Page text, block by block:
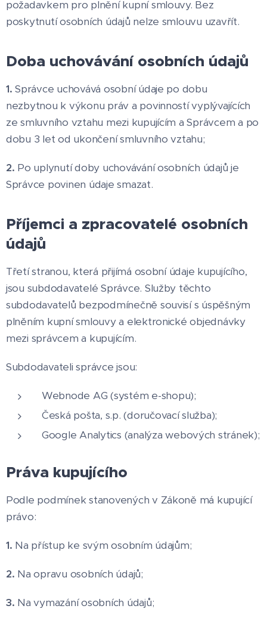
požadavkem pro plnění kupní smlouvy. Bez
poskytnutí osobních údajů nelze smlouvu uzavřít.
Doba uchovávání osobních údajů
1. Správce uchovává osobní údaje po dobu
nezbytnou k výkonu práv a povinností vyplývajících
ze smluvního vztahu mezi kupujícím a Správcem a po
dobu 3 let od ukončení smluvního vztahu;
2. Po uplynutí doby uchovávání osobních údajů je
Správce povinen údaje smazat.
Příjemci a zpracovatelé osobních
údajů
Třetí stranou, která přijímá osobní údaje kupujícího,
jsou subdodavatelé Správce. Služby těchto
subdodavatelů bezpodmínečně souvisí s úspěšným
plněním kupní smlouvy a elektronické objednávky
mezi správcem a kupujícím.
Subdodavateli správce jsou:
Webnode AG (systém e-shopu);
Česká pošta, s.p. (doručovací služba);
Google Analytics (analýza webových stránek);
Práva kupujícího
Podle podmínek stanovených v Zákoně má kupující
právo:
1. Na přístup ke svým osobním údajům;
2. Na opravu osobních údajů;
3. Na vymazání osobních údajů;